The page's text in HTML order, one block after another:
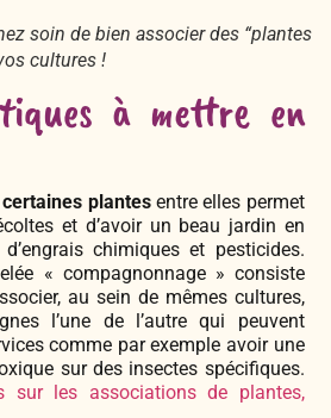
soin de bien associer des “plantes
cultures !
à mettre en
certaines plantesentre elles permet
et d’avoir un beau jardin en
chimiques et pesticides.
« compagnonnage » consiste
au sein de mêmes cultures,
l’une de l’autre qui peuvent
comme par exemple avoir une
sur des insectes spécifiques.
sur les associations de plantes,